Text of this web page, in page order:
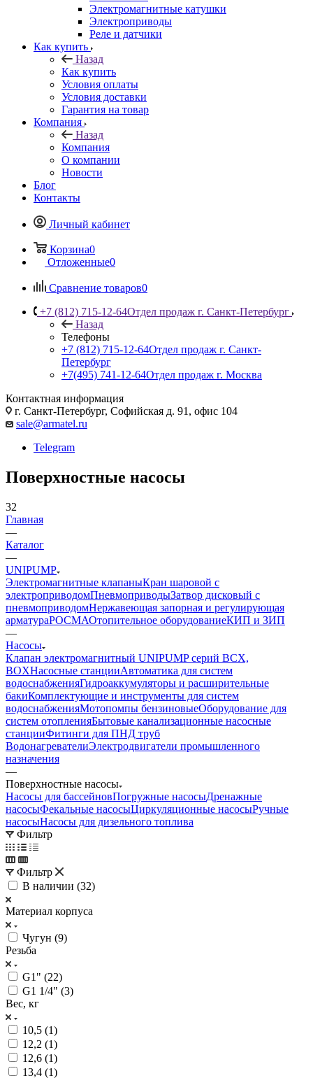
Электромагнитные катушки
Электроприводы
Реле и датчики
Как купить
Назад
Как купить
Условия оплаты
Условия доставки
Гарантия на товар
Компания
Назад
Компания
О компании
Новости
Блог
Контакты
Личный кабинет
Корзина0
Отложенные0
Сравнение товаров0
+7 (812) 715-12-64Отдел продаж г. Санкт-Петербург
Назад
Телефоны
+7 (812) 715-12-64Отдел продаж г. Санкт-
Петербург
+7(495) 741-12-64Отдел продаж г. Москва
Контактная информация
г. Санкт-Петербург, Софийская д. 91, офис 104
sale@armatel.ru
Telegram
Поверхностные насосы
32
Главная
—
Каталог
—
UNIPUMP
Электромагнитные клапаныКран шаровой с
электроприводомПневмоприводыЗатвор дисковый с
пневмоприводомНержавеющая запорная и регулирующая
арматураРОСМАОтопительное оборудованиеКИП и ЗИП
—
Насосы
Клапан электромагнитный UNIPUMP серий BCX,
BOXНасосные станцииАвтоматика для систем
водоснабженияГидроаккумуляторы и расширительные
бакиКомплектующие и инструменты для систем
водоснабженияМотопомпы бензиновыеОборудование для
систем отопленияБытовые канализационные насосные
станцииФитинги для ПНД труб
ВодонагревателиЭлектродвигатели промышленного
назначения
—
Поверхностные насосы
Насосы для бассейновПогружные насосыДренажные
насосыФекальные насосыЦиркуляционные насосыРучные
насосыНасосы для дизельного топлива
Фильтр
Фильтр
В наличии (32)
Материал корпуса
Чугун (9)
Резьба
G1" (22)
G1 1/4" (3)
Вес, кг
10,5 (1)
12,2 (1)
12,6 (1)
13,4 (1)